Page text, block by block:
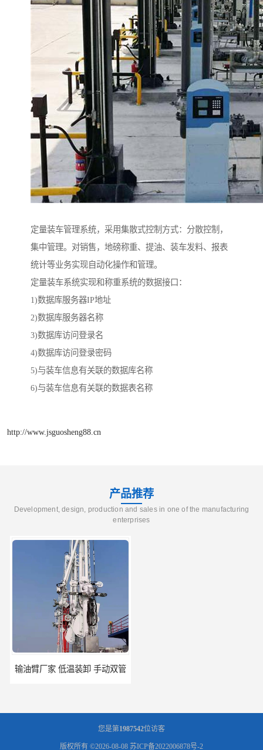
定量装车管理系统，采用集散式控制方式：分散控制，
集中管理。对销售，地磅称重、提油、装车发料、报表
统计等业务实现自动化操作和管理。
定量装车系统实现和称重系统的数据接口：
1)数据库服务器IP地址
2)数据库服务器名称
3)数据库访问登录名
4)数据库访问登录密码
5)与装车信息有关联的数据库名称
6)与装车信息有关联的数据表名称
http://www.jsguosheng88.cn
产品推荐
Development, design, production and sales in one of the manufacturing
enterprises
输油臂厂家 低温装卸 手动双管
您是第1987542位访客
版权所有 ©2026-08-08 苏ICP备2022006878号-2